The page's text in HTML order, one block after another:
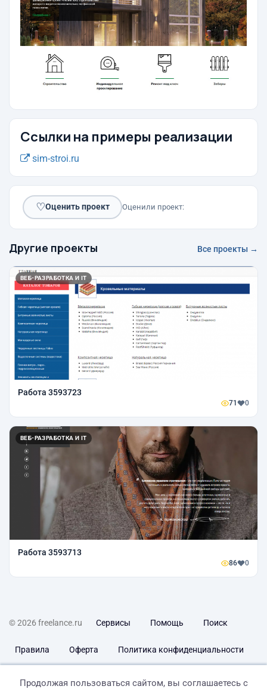
Ссылки на примеры реализации
sim-stroi.ru
♡Оценить проект Оценили проект:
Другие проекты Все проекты →
ВЕБ-РАЗРАБОТКА И IT
Работа 3593723
71 0
ВЕБ-РАЗРАБОТКА И IT
Работа 3593713
86 0
© 2026 freelance.ru Сервисы Помощь Поиск
Правила Оферта Политика конфиденциальности
Продолжая пользоваться сайтом, вы соглашаетесь с